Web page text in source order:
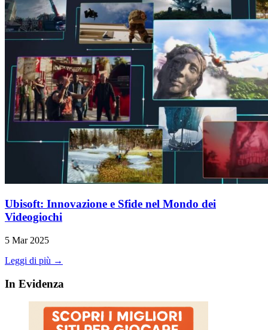
Ubisoft: Innovazione e Sfide nel Mondo dei
Videogiochi
5 Mar 2025
Leggi di più →
In Evidenza